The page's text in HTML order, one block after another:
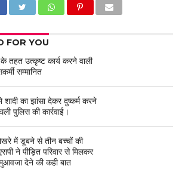
FOR YOU
तहत उत्कृष्ट कार्य करने वाली
सम्मानित
शादी का झांसा देकर दुष्कर्म करने
पुलिस की कार्रवाई।
में डूबने से तीन बच्चों की
ने पीड़ित परिवार से मिलकर
देने की कही बात